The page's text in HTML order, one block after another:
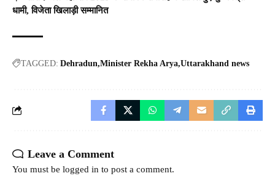
धामी, विजेता खिलाड़ी सम्मानित
TAGGED: Dehradun Minister Rekha Arya Uttarakhand news
Leave a Comment
You must be logged in to post a comment.